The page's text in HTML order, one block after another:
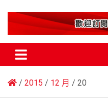
新華澳報
2015 12 月 20